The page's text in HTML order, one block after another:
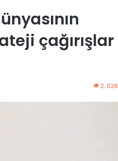
çağırışlar
2. 028